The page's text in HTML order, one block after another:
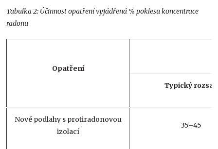
Tabulka 2: Účinnost opatření vyjádřená % poklesu koncentrace
radonu
Opatření
Typický rozsah
Nové podlahy s protiradonovou
izolací
35–45